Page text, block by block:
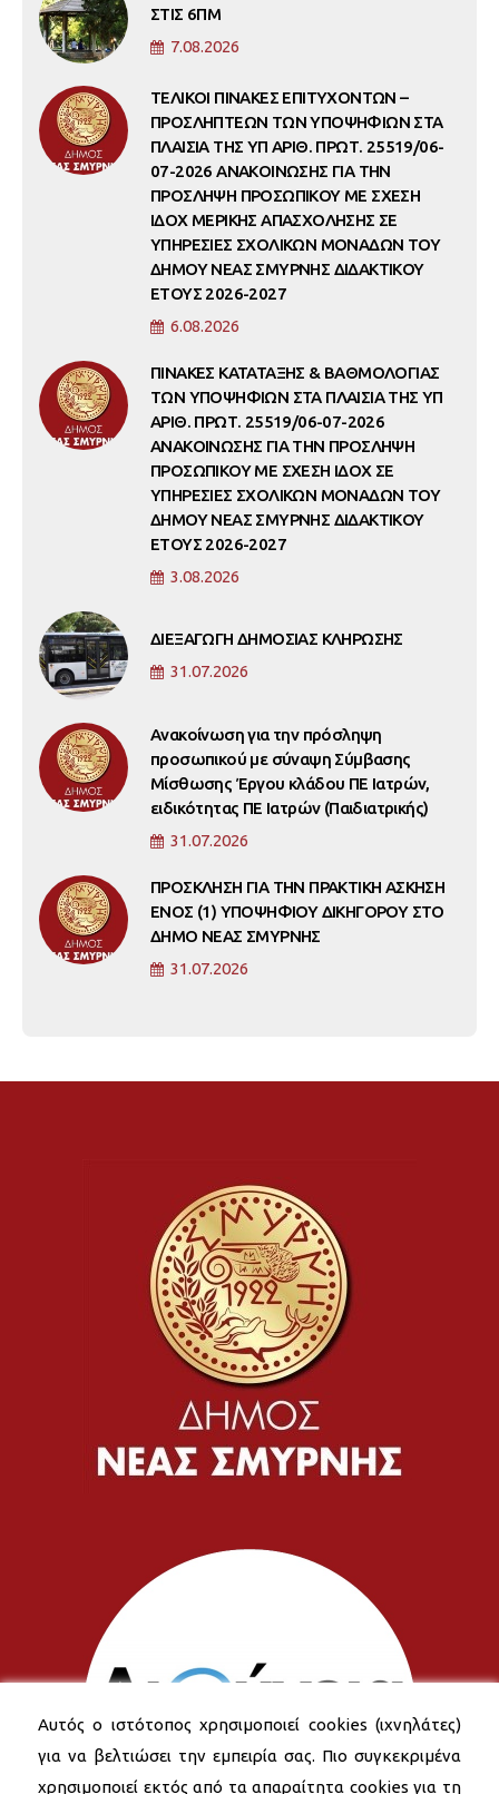
ΣΤΙΣ 6ΠΜ
7.08.2026
ΤΕΛΙΚΟΙ ΠΙΝΑΚΕΣ ΕΠΙΤΥΧΟΝΤΩΝ –
ΠΡΟΣΛΗΠΤΕΩΝ ΤΩΝ ΥΠΟΨΗΦΙΩΝ ΣΤΑ
ΠΛΑΙΣΙΑ ΤΗΣ ΥΠ ΑΡΙΘ. ΠΡΩΤ. 25519/06-
07-2026 ΑΝΑΚΟΙΝΩΣΗΣ ΓΙΑ ΤΗΝ
ΠΡΟΣΛΗΨΗ ΠΡΟΣΩΠΙΚΟΥ ΜΕ ΣΧΕΣΗ
ΙΔΟΧ ΜΕΡΙΚΗΣ ΑΠΑΣΧΟΛΗΣΗΣ ΣΕ
ΥΠΗΡΕΣΙΕΣ ΣΧΟΛΙΚΩΝ ΜΟΝΑΔΩΝ ΤΟΥ
ΔΗΜΟΥ ΝΕΑΣ ΣΜΥΡΝΗΣ ΔΙΔΑΚΤΙΚΟΥ
ΕΤΟΥΣ 2026-2027
6.08.2026
ΠΙΝΑΚΕΣ ΚΑΤΑΤΑΞΗΣ & ΒΑΘΜΟΛΟΓΙΑΣ
ΤΩΝ ΥΠΟΨΗΦΙΩΝ ΣΤΑ ΠΛΑΙΣΙΑ ΤΗΣ ΥΠ
ΑΡΙΘ. ΠΡΩΤ. 25519/06-07-2026
ΑΝΑΚΟΙΝΩΣΗΣ ΓΙΑ ΤΗΝ ΠΡΟΣΛΗΨΗ
ΠΡΟΣΩΠΙΚΟΥ ΜΕ ΣΧΕΣΗ ΙΔΟΧ ΣΕ
ΥΠΗΡΕΣΙΕΣ ΣΧΟΛΙΚΩΝ ΜΟΝΑΔΩΝ ΤΟΥ
ΔΗΜΟΥ ΝΕΑΣ ΣΜΥΡΝΗΣ ΔΙΔΑΚΤΙΚΟΥ
ΕΤΟΥΣ 2026-2027
3.08.2026
ΔΙΕΞΑΓΩΓΗ ΔΗΜΟΣΙΑΣ ΚΛΗΡΩΣΗΣ
31.07.2026
Ανακοίνωση για την πρόσληψη
προσωπικού με σύναψη Σύμβασης
Μίσθωσης Έργου κλάδου ΠΕ Ιατρών,
ειδικότητας ΠΕ Ιατρών (Παιδιατρικής)
31.07.2026
ΠΡΟΣΚΛΗΣΗ ΓΙΑ ΤΗΝ ΠΡΑΚΤΙΚΗ ΑΣΚΗΣΗ
ΕΝΟΣ (1) ΥΠΟΨΗΦΙΟΥ ΔΙΚΗΓΟΡΟΥ ΣΤΟ
ΔΗΜΟ ΝΕΑΣ ΣΜΥΡΝΗΣ
31.07.2026
Αυτός ο ιστότοπος χρησιμοποιεί cookies (ιχνηλάτες)
για να βελτιώσει την εμπειρία σας. Πιο συγκεκριμένα
χρησιμοποιεί εκτός από τα απαραίτητα cookies για τη